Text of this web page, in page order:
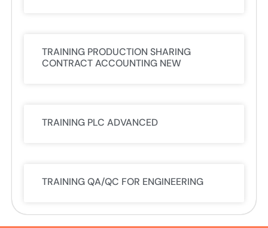
TRAINING PRODUCTION SHARING
CONTRACT ACCOUNTING NEW
TRAINING PLC ADVANCED
TRAINING QA/QC FOR ENGINEERING